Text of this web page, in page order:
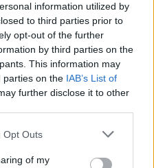
information utilized by
to third parties prior to
opt-out of the further
by third parties on the
This information may
parties on the IAB’s List of
further disclose it to other
uses one or more Google
behaviour. You may click to
Opt Outs
of my